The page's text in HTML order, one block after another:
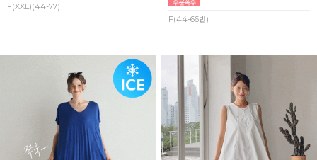
F(XXL)(44-77)
F(44-66반)